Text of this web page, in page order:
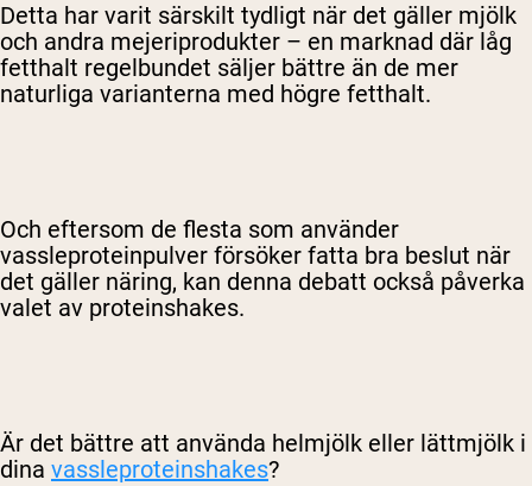
Detta har varit särskilt tydligt när det gäller mjölk
och andra mejeriprodukter – en marknad där låg
fetthalt regelbundet säljer bättre än de mer
naturliga varianterna med högre fetthalt.
Och eftersom de flesta som använder
vassleproteinpulver försöker fatta bra beslut när
det gäller näring, kan denna debatt också påverka
valet av proteinshakes.
Är det bättre att använda helmjölk eller lättmjölk i
dina vassleproteinshakes?